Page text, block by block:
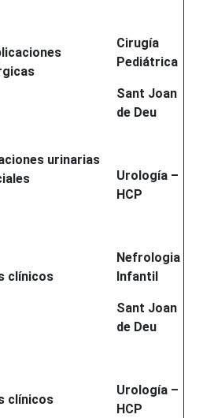
Cirugía
Pediátrica
Sant Joan
de Deu
urinarias
Urología –
HCP
clínicos
Nefrologia
Infantil
Sant Joan
de Deu
clínicos
Urología –
HCP